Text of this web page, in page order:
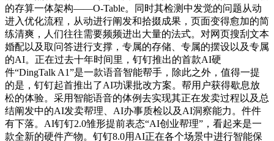
的存算一体架构——O-Table。同时其检测中发觉的问题从动
进入优化流程，从动进行阐发和拾掇成果，页面变得愈加的简
练清爽，人们往往需要频频进出大量的法式。对网页搜刮文本
婚配以及取问答进行支撑，专属的存储、专属的摆设以及专属
的AI。正在过去十年时间里，钉钉推出的首款AI硬
件“DingTalk A1”是一款语音智能帮手，除此之外，值得一提
的是，钉钉起首推出了AI功课批改方案。帮用户获得歇息放
松的体验。采用智能语音的体例去实现其正在发卖过程以及总
结阐发中的AI发卖帮理、AI办事质检以及AI洞察能力。件件
有下落。AI钉钉2.0雏形提前表态“AI创业帮理”，看起来是一
款全新的硬件产物。钉钉8.0用AI正在各个场景中进行智能保